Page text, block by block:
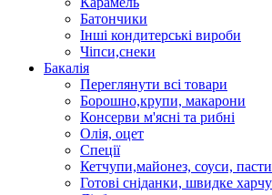
Батончики
Інші кондитерські вироби
Чіпси,снеки
Бакалія
Переглянути всі товари
Борошно,крупи, макарони
Консерви м'ясні та рибні
Олія, оцет
Спеції
Кетчупи,майонез, соуси,
Готові сніданки, швидке